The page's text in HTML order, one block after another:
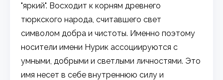
"яркий". Восходит к корням древнего
тюркского народа, считавшего свет
символом добра и чистоты. Именно поэтому
носители имени Нурик ассоциируются с
умными, добрыми и светлыми личностями. Это
имя несет в себе внутреннюю силу и